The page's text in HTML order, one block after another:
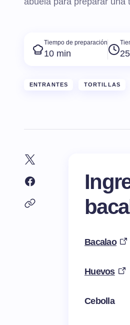
Tiempo de preparación
10 min
ENTRANTES TORTILLAS
Bacalao
Huevos
Cebolla